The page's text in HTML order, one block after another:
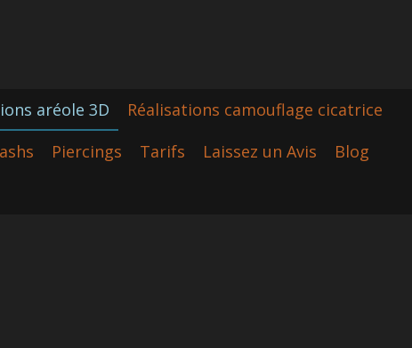
aréole 3D
Réalisations camouflage cicatrice
Piercings Tarifs Laissez un Avis
Blog